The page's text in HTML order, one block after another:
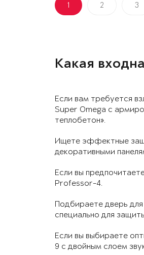
1 2 3
Какая
Если вам требуется
Super Omega с
теплобетон».
Ищете эффектные
декоративными
Если вы
Professor-4.
Подбираете дверь
специально для
Если вы выбираете
9 с двойным слоем